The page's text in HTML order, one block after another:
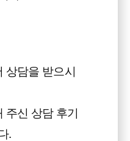
상담을 받으시
주신 상담 후기
.